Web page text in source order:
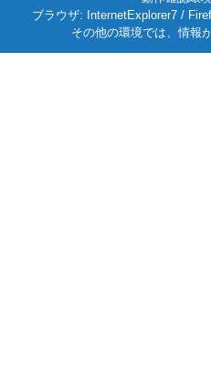
ブラウザ: InternetExplorer7 /
その他の環境では、情報